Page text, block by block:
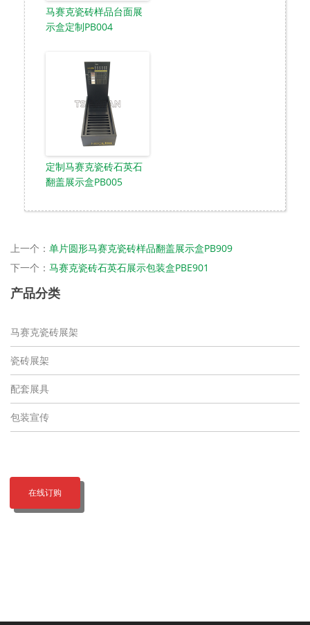
马赛克瓷砖样品台面展
示盒定制PB004
定制马赛克瓷砖石英石
翻盖展示盒PB005
上一个： 单片圆形马赛克瓷砖样品翻盖展示盒PB909
下一个： 马赛克瓷砖石英石展示包装盒PBE901
产品分类
马赛克瓷砖展架
瓷砖展架
配套展具
包装宣传
在线订购